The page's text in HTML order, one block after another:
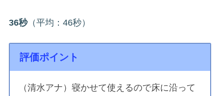
36秒（平均：46秒）
評価ポイント
（清水アナ）寝かせて使えるので床に沿って